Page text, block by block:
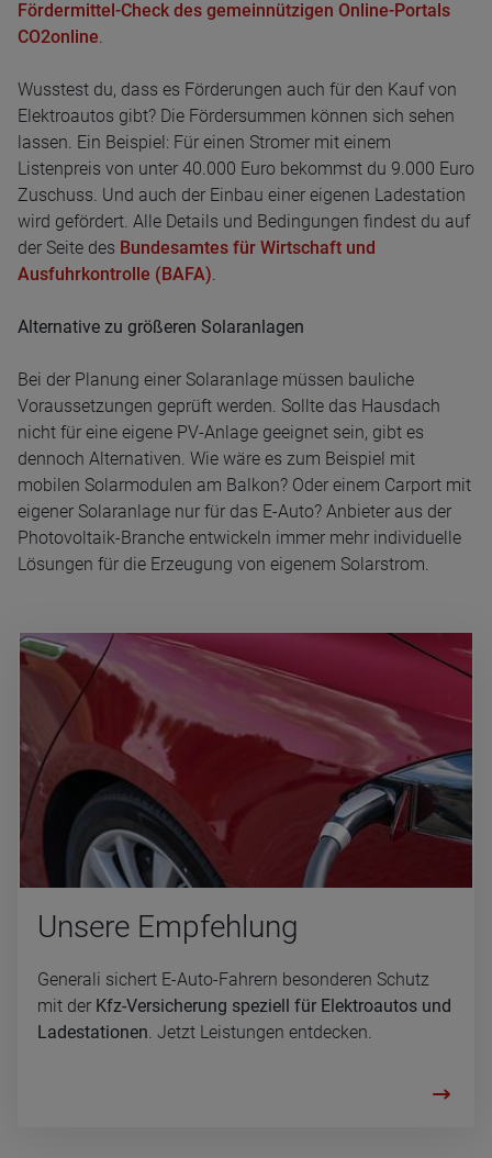
Fördermittel-Check des gemeinnützigen Online-Portals
CO2online.
Wusstest du, dass es Förderungen auch für den Kauf von
Elektroautos gibt? Die Fördersummen können sich sehen
lassen. Ein Beispiel: Für einen Stromer mit einem
Listenpreis von unter 40.000 Euro bekommst du 9.000 Euro
Zuschuss. Und auch der Einbau einer eigenen Ladestation
wird gefördert. Alle Details und Bedingungen findest du auf
der Seite des Bundesamtes für Wirtschaft und
Ausfuhrkontrolle (BAFA).
Alternative zu größeren Solaranlagen
Bei der Planung einer Solaranlage müssen bauliche
Voraussetzungen geprüft werden. Sollte das Hausdach
nicht für eine eigene PV-Anlage geeignet sein, gibt es
dennoch Alternativen. Wie wäre es zum Beispiel mit
mobilen Solarmodulen am Balkon? Oder einem Carport mit
eigener Solaranlage nur für das E-Auto? Anbieter aus der
Photovoltaik-Branche entwickeln immer mehr individuelle
Lösungen für die Erzeugung von eigenem Solarstrom.
Un­se­re Emp­feh­lung
Generali sichert E-Auto-Fahrern besonderen Schutz
mit der Kfz-Versicherung speziell für Elektroautos und
Ladestationen. Jetzt Leistungen entdecken.